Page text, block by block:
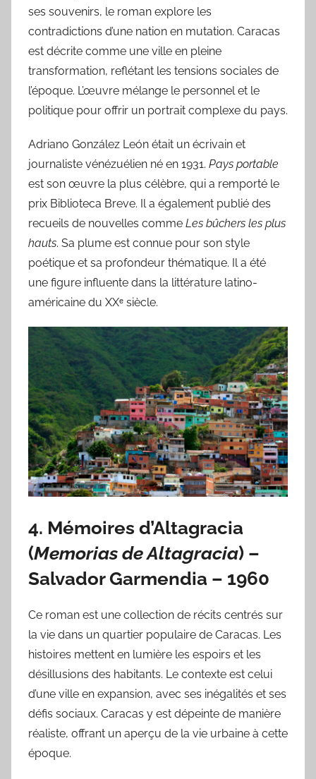
ses souvenirs, le roman explore les
contradictions d’une nation en mutation. Caracas
est décrite comme une ville en pleine
transformation, reflétant les tensions sociales de
l’époque. L’œuvre mélange le personnel et le
politique pour offrir un portrait complexe du pays.
Adriano González León était un écrivain et
journaliste vénézuélien né en 1931. Pays portable
est son œuvre la plus célèbre, qui a remporté le
prix Biblioteca Breve. Il a également publié des
recueils de nouvelles comme Les bûchers les plus
hauts. Sa plume est connue pour son style
poétique et sa profondeur thématique. Il a été
une figure influente dans la littérature latino-
américaine du XXᵉ siècle.
4. Mémoires d’Altagracia
(Memorias de Altagracia) –
Salvador Garmendia – 1960
Ce roman est une collection de récits centrés sur
la vie dans un quartier populaire de Caracas. Les
histoires mettent en lumière les espoirs et les
désillusions des habitants. Le contexte est celui
d’une ville en expansion, avec ses inégalités et ses
défis sociaux. Caracas y est dépeinte de manière
réaliste, offrant un aperçu de la vie urbaine à cette
époque.